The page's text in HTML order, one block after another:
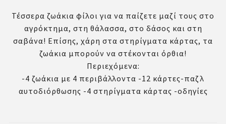
Τέσσερα ζωάκια φίλοι για να παίζετε μαζί τους στο
αγρόκτημα, στη θάλασσα, στο δάσος και στη
σαβάνα! Επίσης, χάρη στα στηρίγματα κάρτας, τα
ζωάκια μπορούν να στέκονται όρθια!
Περιεχόμενα:
-4 ζωάκια με 4 περιβάλλοντα -12 κάρτες-παζλ
αυτοδιόρθωσης -4 στηρίγματα κάρτας -oδηγίες